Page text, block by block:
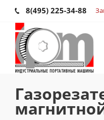
8(495) 225-34-88